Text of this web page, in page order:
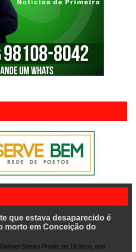
que estava desaparecido é
morto em Conceição do
Santos Prado, de 16 anos, que